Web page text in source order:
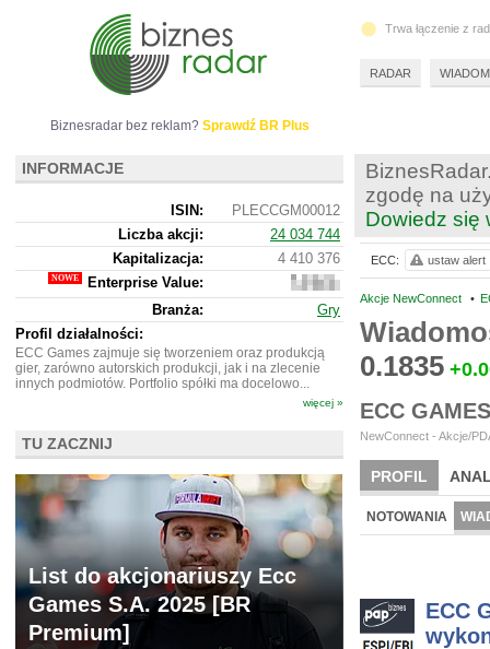
zgodę na
Dowiedz się
Akcje NewConnect •
0.1835
ECC
NewConnect - Akcje/
PROFIL
BR LAB
NOTOWANIA
ECC
ECC: ustaw alert
Biznesradar bez reklam? Sprawdź BR Plus
INFORMACJE
ISIN:
PLECCGM00012
Liczba akcji:
24 034 744
Kapitalizacja:
4 410 376
Enterprise Value:
4
375
376
Branża:
Gry
Profil działalności:
ECC Games zajmuje się tworzeniem oraz produkcją
gier, zarówno autorskich produkcji, jak i na zlecenie
innych podmiotów. Portfolio spółki ma docelowo...
więcej »
TU ZACZNIJ
List do akcjonariuszy Ecc
Games S.A. 2025 [BR
Premium]
Trwa łączenie z
RADAR